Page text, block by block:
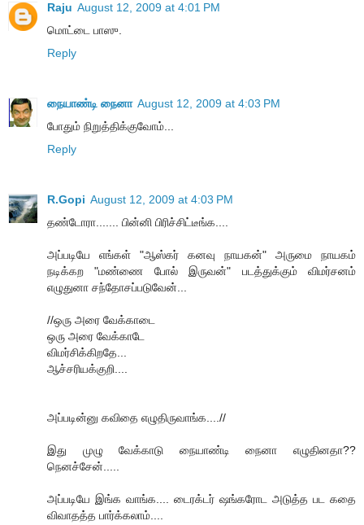
Raju August 12, 2009 at 4:01 PM
மொட்டை பாஸு.
Reply
நையாண்டி நைனா August 12, 2009 at 4:03 PM
போதும் நிறுத்திக்குவோம்...
Reply
R.Gopi August 12, 2009 at 4:03 PM
தண்டோரா....... பின்னி பிரிச்சிட்டீங்க....
அப்படியே எங்கள் "ஆஸ்கர் கனவு நாயகன்" அருமை நாயகம்
நடிக்கற "மண்ணை போல் இருவன்" படத்துக்கும் விமர்சனம்
எழுதுனா சந்தோசப்படுவேன்...
//ஒரு அரை வேக்காடை
ஒரு அரை வேக்காடே
விமர்சிக்கிறதே...
ஆச்சரியக்குறி....
அப்படின்னு கவிதை எழுதிருவாங்க....//
இது முழு வேக்காடு நையாண்டி நைனா எழுதின‌தா??
நென‌ச்சேன்.....
அப்படியே இங்க வாங்க.... டைரக்டர் ஷங்கரோட அடுத்த பட கதை
விவாதத்த பார்க்கலாம்....